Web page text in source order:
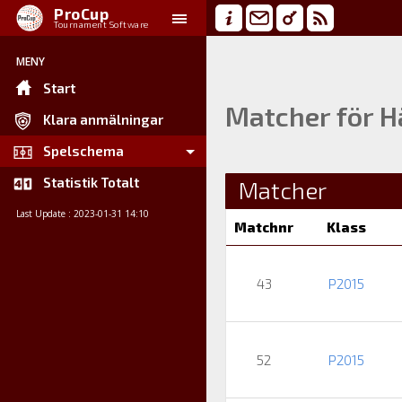
ProCup
Tournament Software
MENY
Start
Klara anmälningar
Spelschema
Statistik Totalt
Last Update : 2023-01-31 14:10
Matcher för
Matcher
Matchnr Klass
43 P2015
52 P2015